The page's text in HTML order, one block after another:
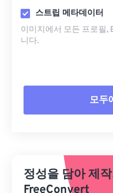
스트립 메타데이터
이미지에서 모든 프로필,
니다.
모두
사전 설정에서
사전 설정으로
정성을 담아 제